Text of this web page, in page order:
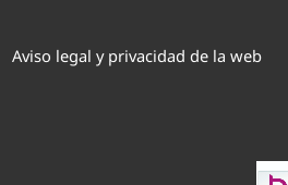
Aviso legal y privacidad de la web